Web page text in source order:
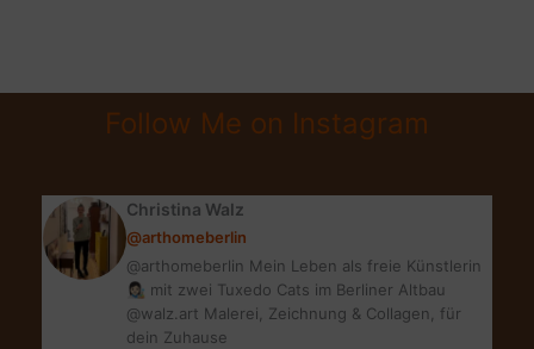
Welcher
Flohmarkt
dir?
Zweiter
Teil
Follow Me on Instagram
Christina Walz
@arthomeberlin
@arthomeberlin Mein Leben als freie Künstlerin
👩🏻‍🎨 mit zwei Tuxedo Cats im Berliner Altbau
@walz.art Malerei, Zeichnung & Collagen, für
dein Zuhause